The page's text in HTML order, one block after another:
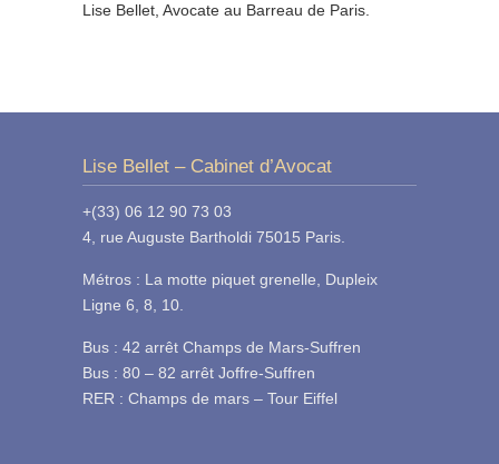
Lise Bellet, Avocate au Barreau de Paris.
Lise Bellet – Cabinet d’Avocat
+(33) 06 12 90 73 03
4, rue Auguste Bartholdi 75015 Paris.
Métros : La motte piquet grenelle, Dupleix
Ligne 6, 8, 10.
Bus : 42 arrêt Champs de Mars-Suffren
Bus : 80 – 82 arrêt Joffre-Suffren
RER : Champs de mars – Tour Eiffel